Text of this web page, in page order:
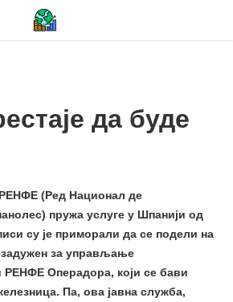
да буде
(Ред Национал де
пружа услуге у Шпанији од
су је приморали да се подели на
за управљање
РЕНФЕ Операдора, који се бави
Па, ова јавна служба,